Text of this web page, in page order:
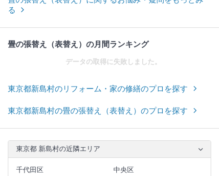
る
畳の張替え（表替え）の月間ランキング
データの取得に失敗しました。
東京都新島村のリフォーム・家の修繕のプロを探す
東京都新島村の畳の張替え（表替え）のプロを探す
東京都 新島村の近隣エリア
千代田区
中央区